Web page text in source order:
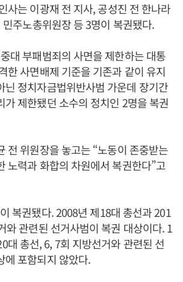
사는 이광재 전 지사, 공성진 전 한나라
주노총위원장 등 3명이 복권됐다.
대 부패범죄의 사면을 제한하는 대통
한 사면배제 기준을 기존과 같이 유지
닌 정치자금법위반사범 가운데 장기간
가 제한됐던 소수의 정치인 2명을 복권
전 위원장을 놓고는 “노동이 존중받는
노력과 화합의 차원에서 복권한다”고
복권됐다. 2008년 제18대 총선과 201
와 관련된 선거사범이 복권 대상이다. 1
대 총선, 6, 7회 지방선거와 관련된 선
에 포함되지 않았다.